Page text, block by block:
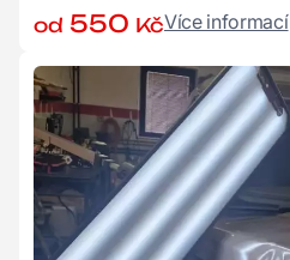
od 550 KčVíce informací